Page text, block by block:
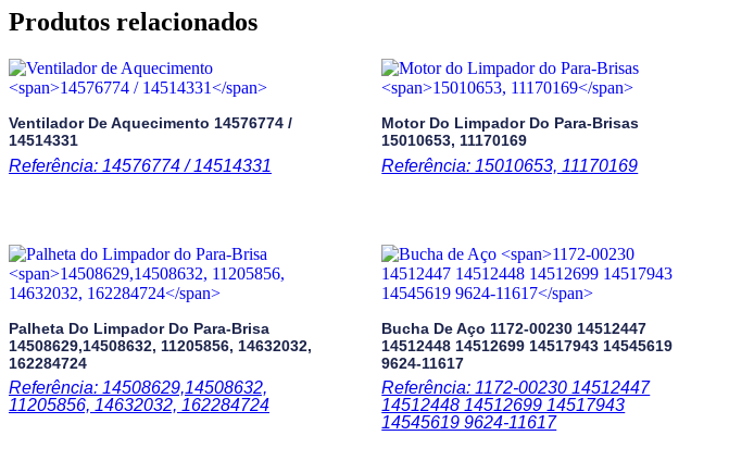
Produtos relacionados
Ventilador De Aquecimento 14576774 /
14514331
Referência: 14576774 / 14514331
Motor Do Limpador Do Para-Brisas
15010653, 11170169
Referência: 15010653, 11170169
Palheta Do Limpador Do Para-Brisa
14508629,14508632, 11205856, 14632032,
162284724
Referência: 14508629,14508632,
11205856, 14632032, 162284724
Bucha De Aço 1172-00230 14512447
14512448 14512699 14517943 14545619
9624-11617
Referência: 1172-00230 14512447
14512448 14512699 14517943
14545619 9624-11617